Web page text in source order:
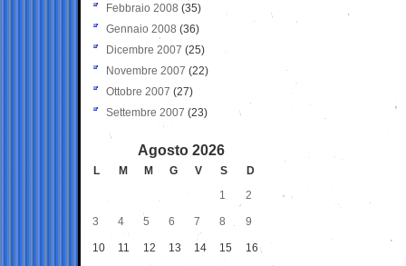
Febbraio 2008 (35)
Gennaio 2008 (36)
Dicembre 2007 (25)
Novembre 2007 (22)
Ottobre 2007 (27)
Settembre 2007 (23)
Agosto 2026
L M M G V S
D
1
2
3 4 5 6 7 8 9
10 11 12 13 14 15 16